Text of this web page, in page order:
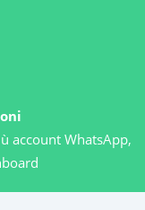
account WhatsApp,